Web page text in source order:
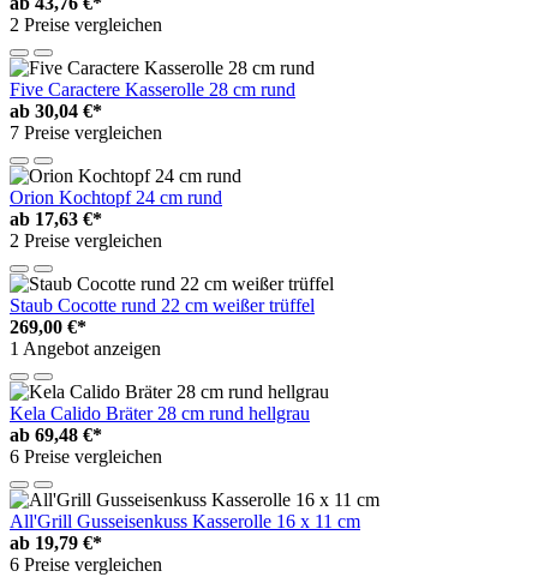
2 Preise vergleichen
Five Caractere Kasserolle 28 cm rund
ab 30,04 €*
7 Preise vergleichen
Orion Kochtopf 24 cm rund
ab 17,63 €*
2 Preise vergleichen
Staub Cocotte rund 22 cm weißer trüffel
269,00 €*
1 Angebot anzeigen
Kela Calido Bräter 28 cm rund hellgrau
ab 69,48 €*
6 Preise vergleichen
All'Grill Gusseisenkuss Kasserolle 16 x 11 cm
ab 19,79 €*
6 Preise vergleichen